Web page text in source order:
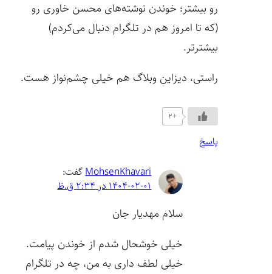
رو بیشتر؛ خوندن نوشته‌های محسن خاوری رو
(که تا امروز هم در تلگرام دنبال می‌کردم)
بیشترتر.
راستی، دیزاین وبلاگ هم خیلی چشم‌نواز هست.
+2
پاسخ
MohsenKhavariگفت:
1404-02-01 در 2:34 ق.ظ
سلام مهدیار جان
خیلی خوشحال شدم از خوندن پیامت.
خیلی لطف داری به من، چه در تلگرام